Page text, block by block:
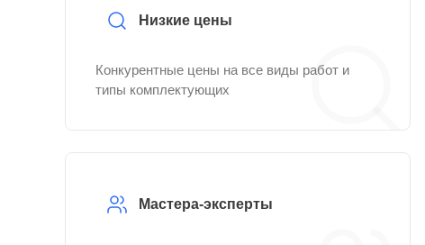
Низкие цены
Конкурентные цены на все виды работ и
типы комплектующих
Мастера-эксперты